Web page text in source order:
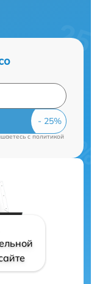
cполитикой